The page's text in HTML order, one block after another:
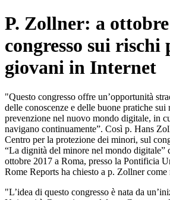
P. Zollner: a
congresso sui rischi
giovani in Internet
"Questo congresso offre un’opportunità
delle conoscenze e delle buone pratiche sui
prevenzione nel nuovo mondo digitale, in
navigano continuamente”. Così p. Hans
Centro per la protezione dei minori, sul
“La dignità del minore nel mondo digitale”
ottobre 2017 a Roma, presso la Pontificia
Rome Reports ha chiesto a p. Zollner come
"L’idea di questo congresso è nata da